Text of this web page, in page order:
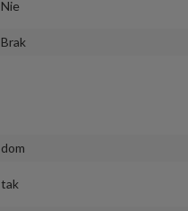
Nie
Brak
dom
tak